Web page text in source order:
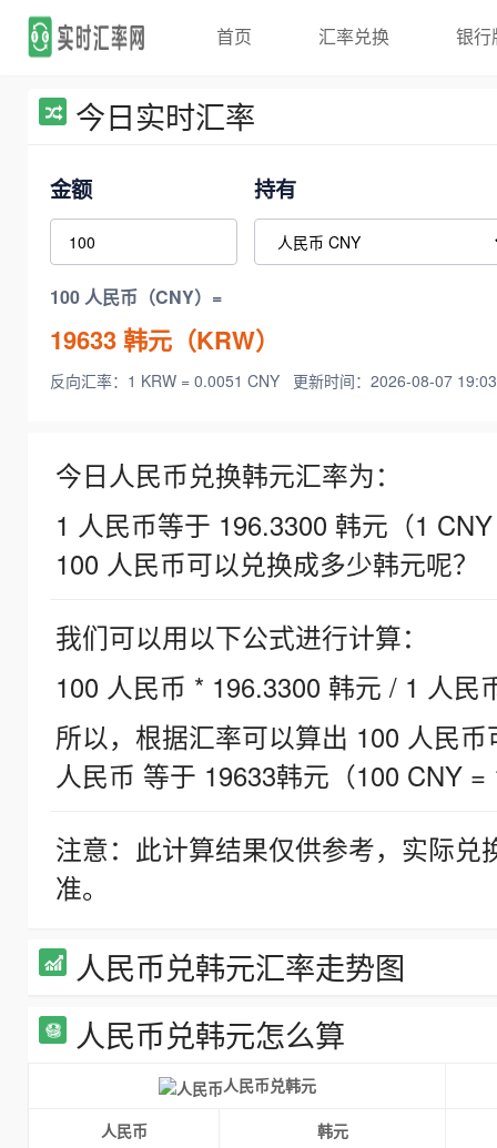
首页 汇率兑换 银行
今日实时汇率
金额 持有
100 人民币（CNY）=
19633韩元（KRW）
反向汇率：1 KRW = 0.0051 CNY 更新时间：2026-08-07
今日人民币兑换韩元汇率为：
1 人民币等于 196.3300 韩元（1
100 人民币可以兑换成多少韩元呢？
我们可以用以下公式进行计算：
100 人民币 * 196.3300 韩元 / 1 人民
所以，根据汇率可以算出 100 人民
人民币 等于 19633韩元（100 CNY =
注意：此计算结果仅供参考，实际
准。
人民币兑韩元汇率走势图
人民币兑韩元怎么算
人民币兑韩元
人民币
韩元